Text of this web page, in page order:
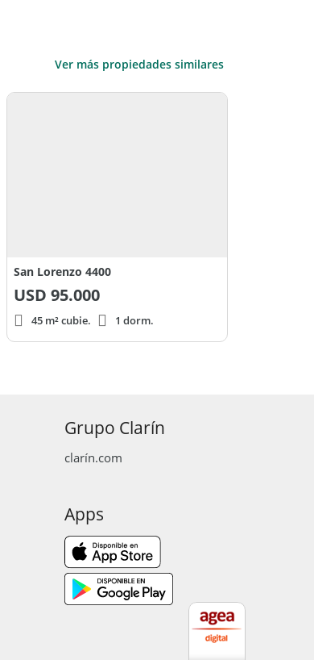
Ver más propiedades similares
San Lorenzo 4400
USD 95.000
45 m² cubie. 1 dorm.
Grupo Clarín
clarín.com
Apps